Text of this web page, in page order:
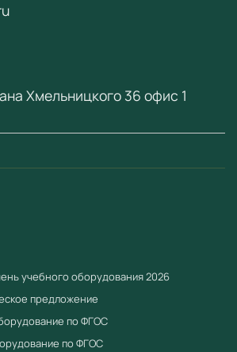
+7 (904) 115-00-56
— поставщик
оборудования по ФГОС с 2018 года.
учебного оборудования 2026
предложение
по ФГОС
по ФГОС
Хмельницкого 36 офис 1